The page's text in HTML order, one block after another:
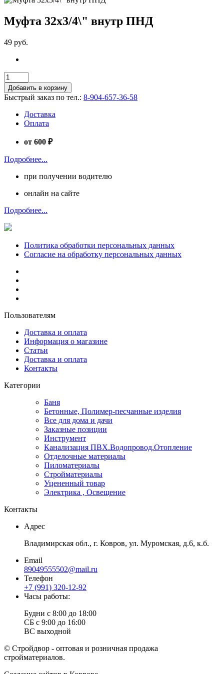
Муфта 32х3/4\" внутр ПНД
49 руб.
Добавить в корзину
Быстрый заказ по тел.: 8-904-657-36-58
Доставка
Оплата
от 600 ₽
Подробнее...
при получении водителю
онлайн на сайте
Подробнее...
Политика обработки персональных данных
Согласие на обработку персональных данных
Пользователям
Доставка и оплата
Информация о магазине
Статьи
Доставка и оплата
Контакты
Категории
Баня
Бетонные, Полимер-песчанные изделия
Все для дома и дачи
Заказные позиции
Инструмент
Канализация ПВХ.Водопровод.Отопление
Отделочные материалы
Пиломатериалы
Стройматериалы
Уцененный товар
Электрика , Освещение
Контакты
Адрес
Владимирская обл., г. Ковров, ул. Муромская, д.6, к.б.
Email
89049555502@mail.ru
Телефон
+7 (991) 320-12-92
Часы работы:
Будни с 8:00 до 18:00
СБ с 9:00 до 16:00
ВС выходной
© Стройдвор - оптовая и розничная продажа
стройматериалов.